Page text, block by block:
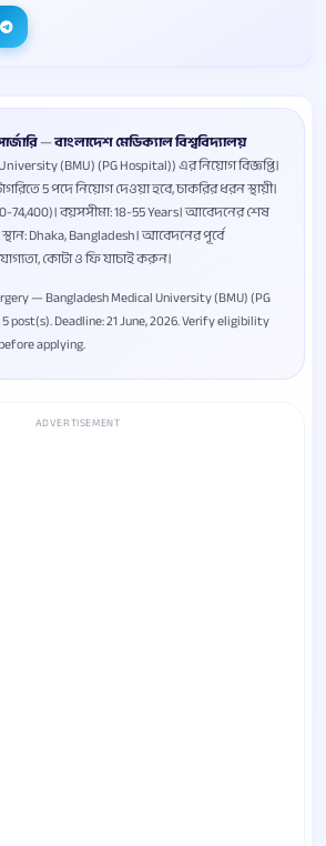
—বাংলাদেশ মেডিক্যাল বিশ্ববিদ্যালয়
(BMU) (PG Hospital)) এর নিয়োগ বিজ্ঞপ্তি।
5 পদে নিয়োগ দেওয়া হবে, চাকরির ধরন স্থায়ী।
74,400)। বয়সসীমা: 18-55 Years। আবেদনের শেষ
স্থান: Dhaka, Bangladesh। আবেদনের পূর্বে
কোটা ও ফি যাচাই করুন।
— Bangladesh Medical University (BMU) (PG
post(s). Deadline: 21 June, 2026. Verify eligibility
applying.
ADVERTISEMENT